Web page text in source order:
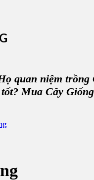
quan niệm
Mua Cây